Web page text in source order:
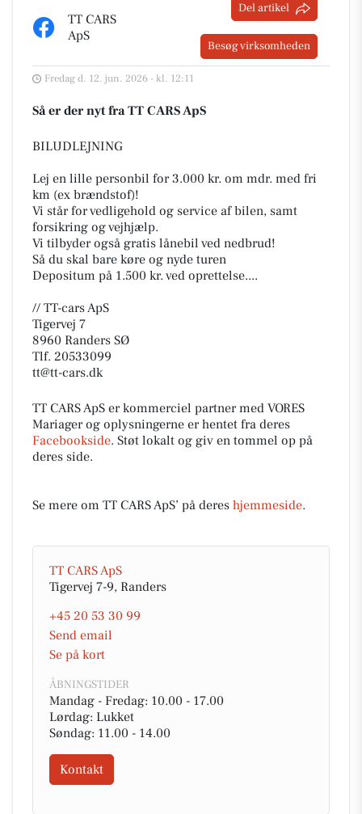
TT CARS
ApS
Del artikel
Besøg virksomheden
Fredag d. 12. jun. 2026 - kl. 12:11
Så er der nyt fra TT CARS ApS
BILUDLEJNING
Lej en lille personbil for 3.000 kr. om mdr. med fri
km (ex brændstof)!
Vi står for vedligehold og service af bilen, samt
forsikring og vejhjælp.
Vi tilbyder også gratis lånebil ved nedbrud!
Så du skal bare køre og nyde turen
Depositum på 1.500 kr. ved oprettelse....
// TT-cars ApS
Tigervej 7
8960 Randers SØ
Tlf. 20533099
tt@tt-cars.dk
TT CARS ApS er kommerciel partner med VORES
Mariager og oplysningerne er hentet fra deres
Facebookside. Støt lokalt og giv en tommel op på
deres side.
Se mere om TT CARS ApS’ på deres hjemmeside.
TT CARS ApS
Tigervej 7-9, Randers
+45 20 53 30 99
Send email
Se på kort
ÅBNINGSTIDER
Mandag - Fredag: 10.00 - 17.00
Lørdag: Lukket
Søndag: 11.00 - 14.00
Kontakt